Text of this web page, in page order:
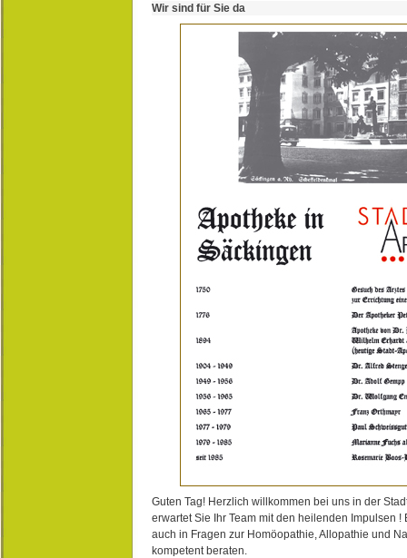
Wir sind für Sie da
Guten Tag! Herzlich willkommen bei uns in der
erwartet Sie Ihr Team mit den heilenden Impulsen !
auch in Fragen zur Homöopathie, Allopathie und
kompetent beraten.